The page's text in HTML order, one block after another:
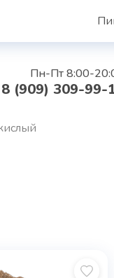
Пн-Пт 8:00-
8 (909) 309-99-